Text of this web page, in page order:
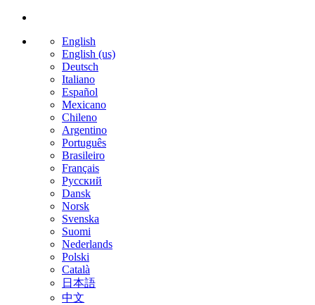
English
English (us)
Deutsch
Italiano
Español
Mexicano
Chileno
Argentino
Português
Brasileiro
Français
Русский
Dansk
Norsk
Svenska
Suomi
Nederlands
Polski
Català
日本語
中文